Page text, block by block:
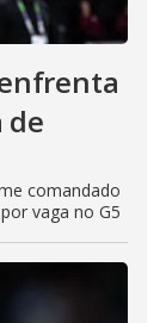
de
comandado
vaga no G5